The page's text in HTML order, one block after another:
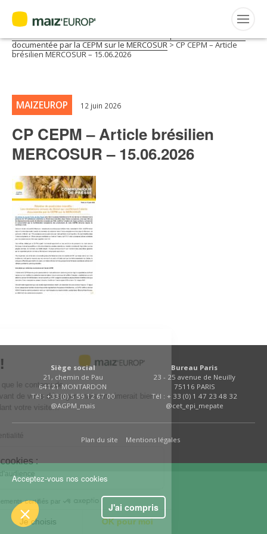
Rechercher
FRANÇAIS
MAIZ’EUROP’
AGPM
CERTIFICATION CE2+
AGPM MAÏS DOUX
AGPM MAÏS SEMENCE
FNPSMS
GERM-SERVICES
EMPLOI
ACTUALITÉS
Accueil >Maiz'Europ'>
documentée par la CEPM sur le MERCOSUR>CP CEPM – Article
brésilien MERCOSUR – 15.06.2026
MAIZEUROP 12 juin 2026
CP CEPM – Article brésilien
MERCOSUR – 15.06.2026
Siège social
21, chemin de Pau
64121 MONTARDON
Tél : +33 (0) 5 59 12 67 00
@AGPM_mais
Bureau Paris
23 - 25 avenue de Neuilly
75116 PARIS
Tél : + 33 (0) 1 47 23 48 32
@cet_epi_mepate
Plan du site Mentions légales
Acceptez-vous nos cookies
J'ai compris
!
sûrs que le contenu de
avant de vous déranger, mais on aimerait bien
pendant votre visite...
confidentialité
ces cookies :
d'audience
Consentements certifiés par
Je choisis OK pour moi